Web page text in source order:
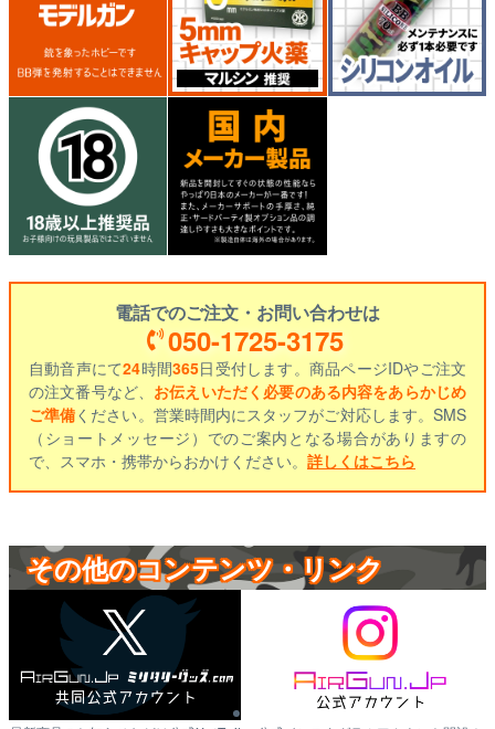
電話でのご注文・お問い合わせは
050-1725-3175
自動音声にて24時間365日受付します。商品ページIDやご注文
の注文番号など、 お伝えいただく必要のある内容をあらかじめ
ご準備ください。営業時間内にスタッフがご対応します。SMS
（ショートメッセージ）でのご案内となる場合がありますの
で、スマホ・携帯からおかけください。 詳しくはこちら
その他のコンテンツ・リンク